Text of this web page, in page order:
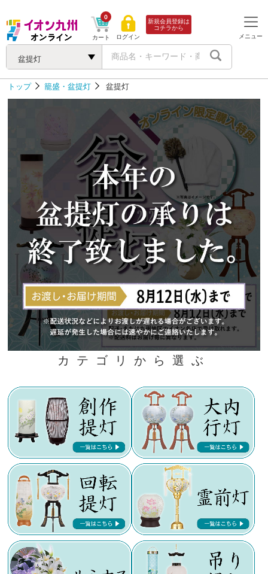
盆提灯
カート
0
ログイン
新規会員登録は
コチラから
メニュー
トップ 籠盛・盆提灯 盆提灯
カテゴリから選ぶ